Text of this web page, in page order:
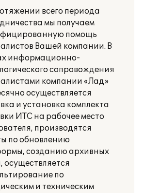
всего периода
мы получаем
помощь
Вашей компании. В
информационно-
сопровождения
компании «Лад»
осуществляется
и установка комплекта
ИТС на рабочее место
производятся
по обновлению
созданию архивных
осуществляется
по
и техническим